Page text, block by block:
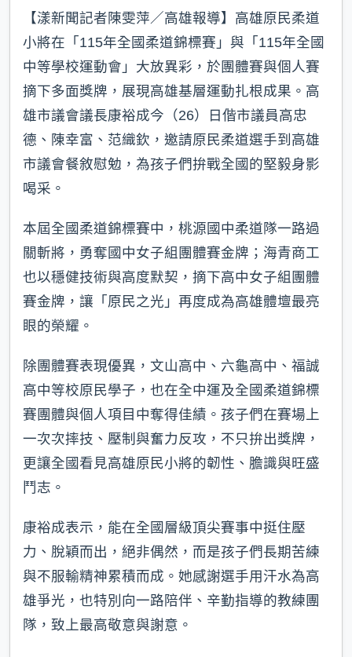
【漾新聞記者陳雯萍／高雄報導】高雄原民柔道
小將在「115年全國柔道錦標賽」與「115年全國
中等學校運動會」大放異彩，於團體賽與個人賽
摘下多面獎牌，展現高雄基層運動扎根成果。高
雄市議會議長康裕成今（26）日偕市議員高忠
德、陳幸富、范織欽，邀請原民柔道選手到高雄
市議會餐敘慰勉，為孩子們拚戰全國的堅毅身影
喝采。
本屆全國柔道錦標賽中，桃源國中柔道隊一路過
關斬將，勇奪國中女子組團體賽金牌；海青商工
也以穩健技術與高度默契，摘下高中女子組團體
賽金牌，讓「原民之光」再度成為高雄體壇最亮
眼的榮耀。
除團體賽表現優異，文山高中、六龜高中、福誠
高中等校原民學子，也在全中運及全國柔道錦標
賽團體與個人項目中奪得佳績。孩子們在賽場上
一次次摔技、壓制與奮力反攻，不只拚出獎牌，
更讓全國看見高雄原民小將的韌性、膽識與旺盛
鬥志。
康裕成表示，能在全國層級頂尖賽事中挺住壓
力、脫穎而出，絕非偶然，而是孩子們長期苦練
與不服輸精神累積而成。她感謝選手用汗水為高
雄爭光，也特別向一路陪伴、辛勤指導的教練團
隊，致上最高敬意與謝意。